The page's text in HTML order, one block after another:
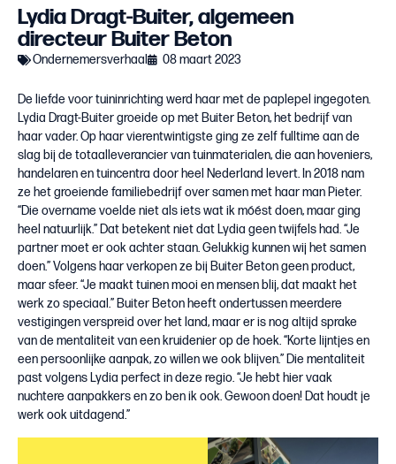
Lydia Dragt-Buiter, algemeen
directeur Buiter Beton
Ondernemersverhaal 08 maart 2023
De liefde voor tuininrichting werd haar met de paplepel ingegoten.
Lydia Dragt-Buiter groeide op met Buiter Beton, het bedrijf van
haar vader. Op haar vierentwintigste ging ze zelf fulltime aan de
slag bij de totaalleverancier van tuinmaterialen, die aan hoveniers,
handelaren en tuincentra door heel Nederland levert. In 2018 nam
ze het groeiende familiebedrijf over samen met haar man Pieter.
“Die overname voelde niet als iets wat ik móést doen, maar ging
heel natuurlijk.” Dat betekent niet dat Lydia geen twijfels had. “Je
partner moet er ook achter staan. Gelukkig kunnen wij het samen
doen.” Volgens haar verkopen ze bij Buiter Beton geen product,
maar sfeer. “Je maakt tuinen mooi en mensen blij, dat maakt het
werk zo speciaal.” Buiter Beton heeft ondertussen meerdere
vestigingen verspreid over het land, maar er is nog altijd sprake
van de mentaliteit van een kruidenier op de hoek. “Korte lijntjes en
een persoonlijke aanpak, zo willen we ook blijven.” Die mentaliteit
past volgens Lydia perfect in deze regio. “Je hebt hier vaak
nuchtere aanpakkers en zo ben ik ook. Gewoon doen! Dat houdt je
werk ook uitdagend.”